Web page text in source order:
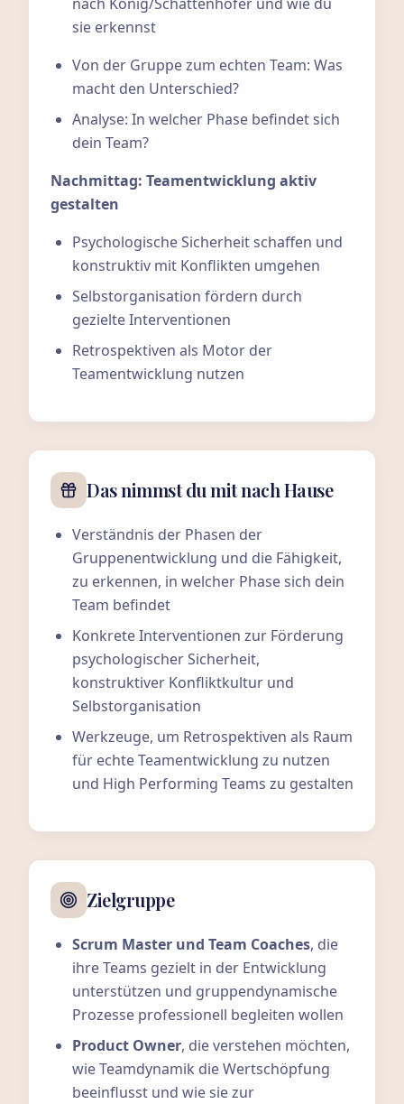
sie erkennst
Von der Gruppe zum echten Team: Was
macht den Unterschied?
Analyse: In welcher Phase befindet sich
dein Team?
Nachmittag: Teamentwicklung aktiv
gestalten
Psychologische Sicherheit schaffen und
konstruktiv mit Konflikten umgehen
Selbstorganisation fördern durch
gezielte Interventionen
Retrospektiven als Motor der
Teamentwicklung nutzen
Das nimmst du mit nach Hause
Verständnis der Phasen der
Gruppenentwicklung und die Fähigkeit,
zu erkennen, in welcher Phase sich dein
Team befindet
Konkrete Interventionen zur Förderung
psychologischer Sicherheit,
konstruktiver Konfliktkultur und
Selbstorganisation
Werkzeuge, um Retrospektiven als Raum
für echte Teamentwicklung zu nutzen
und High Performing Teams zu gestalten
Zielgruppe
Scrum Master und Team Coaches, die
ihre Teams gezielt in der Entwicklung
unterstützen und gruppendynamische
Prozesse professionell begleiten wollen
Product Owner, die verstehen möchten,
wie Teamdynamik die Wertschöpfung
beeinflusst und wie sie zur